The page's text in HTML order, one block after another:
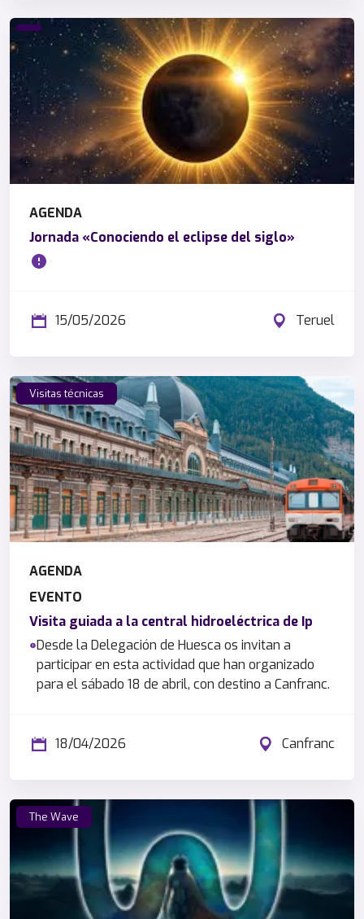
AGENDA
Jornada «Conociendo el eclipse del siglo»
15/05/2026 Teruel
Visitas técnicas
AGENDA
EVENTO
Visita guiada a la central hidroeléctrica de Ip
Desde la Delegación de Huesca os invitan a
participar en esta actividad que han organizado
para el sábado 18 de abril, con destino a Canfranc.
18/04/2026 Canfranc
The Wave